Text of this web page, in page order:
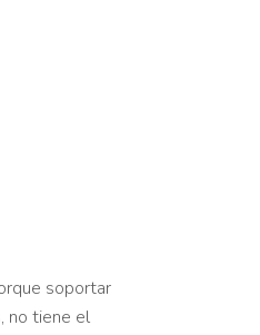
soportar
no tiene el